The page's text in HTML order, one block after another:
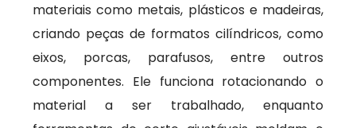
materiais como metais, plásticos e madeiras,
criando peças de formatos cilíndricos, como
eixos, porcas, parafusos, entre outros
componentes. Ele funciona rotacionando o
material a ser trabalhado, enquanto